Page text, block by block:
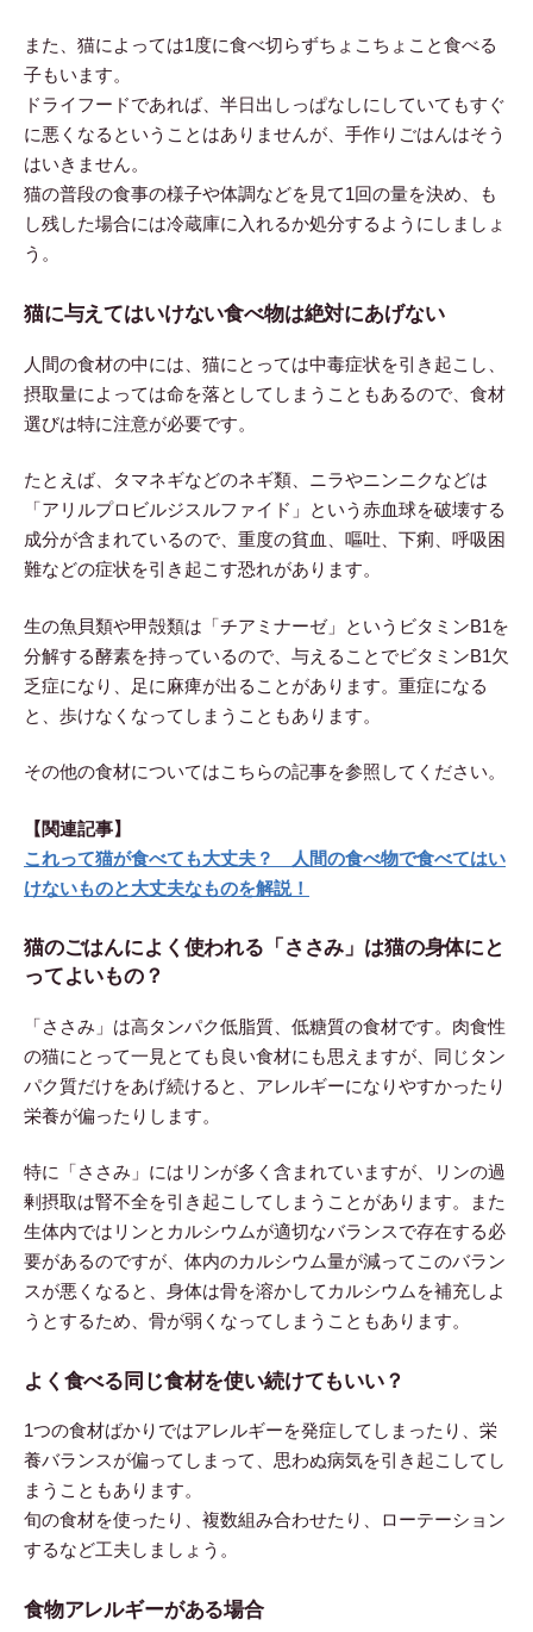
また、猫によっては1度に食べ切らずちょこちょこと食べる
子もいます。
ドライフードであれば、半日出しっぱなしにしていてもすぐ
に悪くなるということはありませんが、手作りごはんはそう
はいきません。
猫の普段の食事の様子や体調などを見て1回の量を決め、も
し残した場合には冷蔵庫に入れるか処分するようにしましょ
う。
猫に与えてはいけない食べ物は絶対にあげない
人間の食材の中には、猫にとっては中毒症状を引き起こし、
摂取量によっては命を落としてしまうこともあるので、食材
選びは特に注意が必要です。
たとえば、タマネギなどのネギ類、ニラやニンニクなどは
「アリルプロビルジスルファイド」という赤血球を破壊する
成分が含まれているので、重度の貧血、嘔吐、下痢、呼吸困
難などの症状を引き起こす恐れがあります。
生の魚貝類や甲殻類は「チアミナーゼ」というビタミンB1を
分解する酵素を持っているので、与えることでビタミンB1欠
乏症になり、足に麻痺が出ることがあります。重症になる
と、歩けなくなってしまうこともあります。
その他の食材についてはこちらの記事を参照してください。
【関連記事】
これって猫が食べても大丈夫？ 人間の食べ物で食べてはい
けないものと大丈夫なものを解説！
猫のごはんによく使われる「ささみ」は猫の身体にと
ってよいもの？
「ささみ」は高タンパク低脂質、低糖質の食材です。肉食性
の猫にとって一見とても良い食材にも思えますが、同じタン
パク質だけをあげ続けると、アレルギーになりやすかったり
栄養が偏ったりします。
特に「ささみ」にはリンが多く含まれていますが、リンの過
剰摂取は腎不全を引き起こしてしまうことがあります。また
生体内ではリンとカルシウムが適切なバランスで存在する必
要があるのですが、体内のカルシウム量が減ってこのバラン
スが悪くなると、身体は骨を溶かしてカルシウムを補充しよ
うとするため、骨が弱くなってしまうこともあります。
よく食べる同じ食材を使い続けてもいい？
1つの食材ばかりではアレルギーを発症してしまったり、栄
養バランスが偏ってしまって、思わぬ病気を引き起こしてし
まうこともあります。
旬の食材を使ったり、複数組み合わせたり、ローテーション
するなど工夫しましょう。
食物アレルギーがある場合